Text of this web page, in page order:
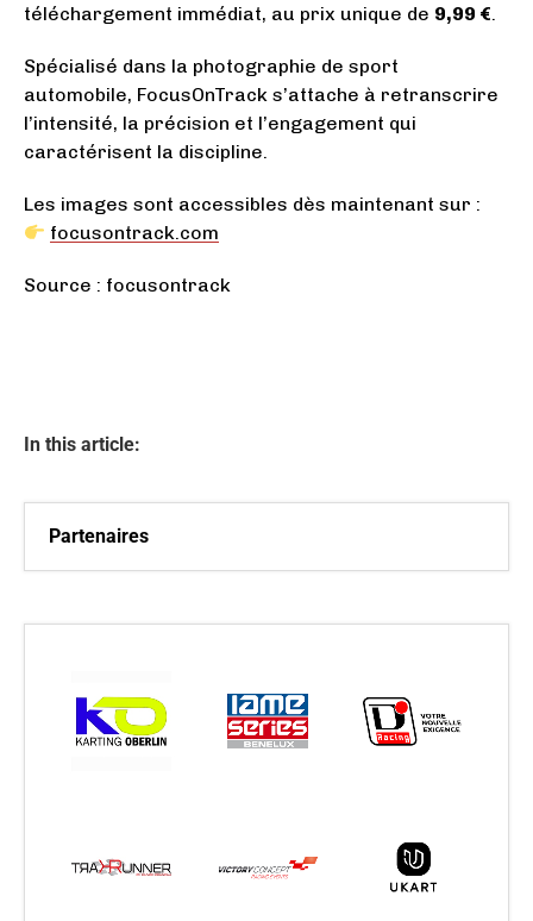
téléchargement immédiat, au prix unique de 9,99 €.
Spécialisé dans la photographie de sport
automobile, FocusOnTrack s’attache à retranscrire
l’intensité, la précision et l’engagement qui
caractérisent la discipline.
Les images sont accessibles dès maintenant sur :
focusontrack.com
Source : focusontrack
In this article:
Partenaires